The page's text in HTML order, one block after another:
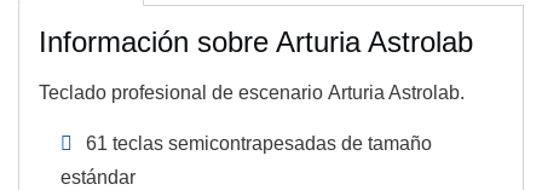
Información sobre Arturia Astrolab
Teclado profesional de escenario Arturia Astrolab.
61 teclas semicontrapesadas de tamaño
estándar